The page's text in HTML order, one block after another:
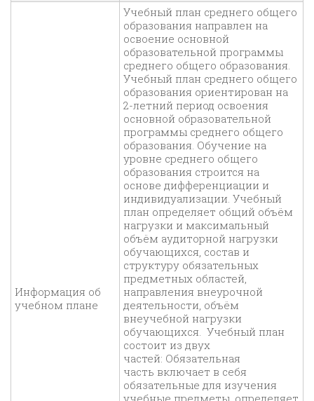
Информация об
учебном плане
Учебный план среднего общего
образования направлен на
освоение основной
образовательной программы
среднего общего образования.
Учебный план среднего общего
образования ориентирован на
2-летний период освоения
основной образовательной
программы среднего общего
образования. Обучение на
уровне среднего общего
образования строится на
основе дифференциации и
индивидуализации. Учебный
план определяет общий объём
нагрузки и максимальный
объём аудиторной нагрузки
обучающихся, состав и
структуру обязательных
предметных областей,
направления внеурочной
деятельности, объём
внеучебной нагрузки
обучающихся. Учебный план
состоит из двух
частей: Обязательная
часть включает в себя
обязательные для изучения